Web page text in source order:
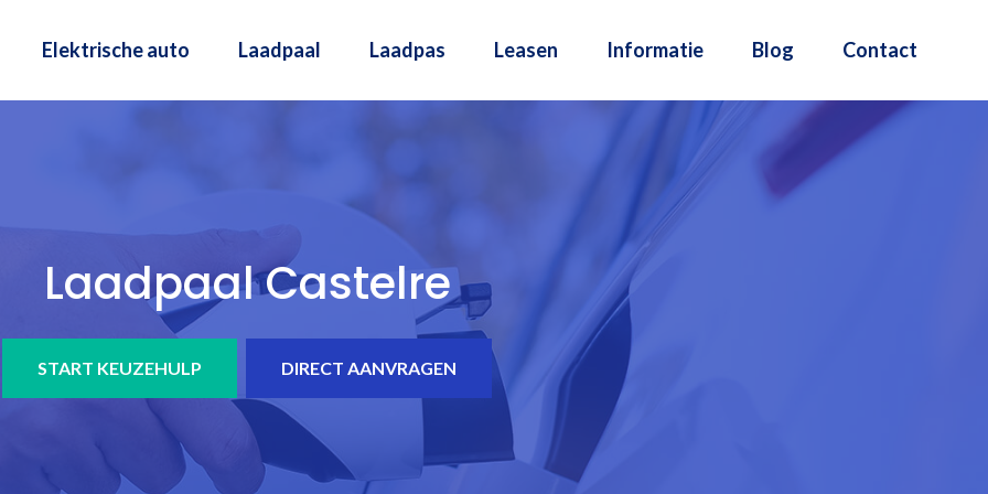
Elektrische auto Laadpaal Laadpas Leasen Informatie Blog Contact
Laadpaal Castelre
START KEUZEHULP DIRECT AANVRAGEN